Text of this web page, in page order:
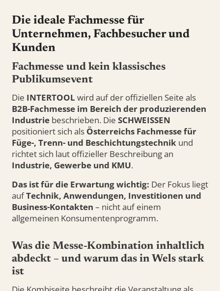
Die ideale Fachmesse für
Unternehmen, Fachbesucher und
Kunden
Fachmesse und kein klassisches
Publikumsevent
Die INTERTOOL wird auf der offiziellen Seite als
B2B-Fachmesse im Bereich der produzierenden
Industrie beschrieben. Die SCHWEISSEN
positioniert sich als Österreichs Fachmesse für
Füge-, Trenn- und Beschichtungstechnik und
richtet sich laut offizieller Beschreibung an
Industrie, Gewerbe und KMU.
Das ist für die Erwartung wichtig: Der Fokus liegt
aufTechnik, Anwendungen, Investitionen und
Business-Kontakten – nicht auf einem
allgemeinen Konsumentenprogramm.
Was die Messe-Kombination inhaltlich
abdeckt – und warum das in Wels stark
ist